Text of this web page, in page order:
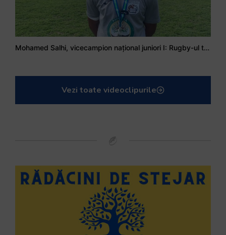
Mohamed Salhi, vicecampion național juniori I: Rugby-ul te învață să accepți și înfrângerile
Vezi toate videoclipurile